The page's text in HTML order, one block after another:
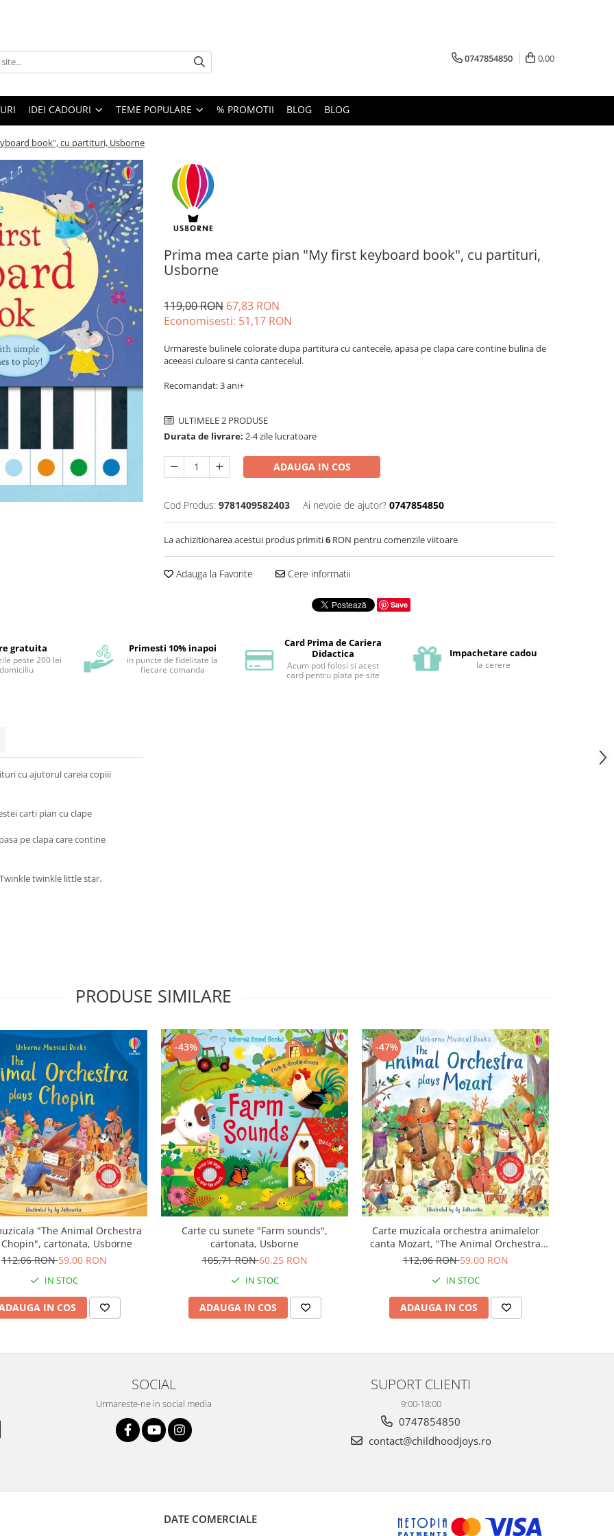
0747854850 0,00
IDEI CADOURI TEME POPULARE % PROMOTII BLOG BLOG
book", cu partituri, Usborne
Prima mea carte pian "My first keyboard book", cu partituri,
Usborne
119,00 RON 67,83 RON
Economisesti: 51,17 RON
Urmareste bulinele colorate dupa partitura cu cantecele, apasa pe clapa care contine bulina de
aceeasi culoare si canta cantecelul.
Recomandat: 3 ani+
ULTIMELE 2 PRODUSE
Durata de livrare: 2-4 zile lucratoare
ADAUGA IN COS
Cod Produs: 9781409582403 Ai nevoie de ajutor? 0747854850
La achizitionarea acestui produs primiti6 RON pentru comenzile viitoare
Adauga la Favorite Cere informatii
Save
gratuita
peste 200 lei
Primesti 10% inapoi
in puncte de fidelitate la
fiecare comanda
Card Prima de Cariera
Didactica
Acum poti folosi si acest
card pentru plata pe site
Impachetare cadou
la cerere
cu ajutorul careia copiii
carti pian cu clape
pe clapa care contine
twinkle little star.
PRODUSE SIMILARE
"The Animal Orchestra
Chopin", cartonata, Usborne
112,06 RON59,00 RON
IN STOC
IN COS
-43%
Carte cu sunete "Farm sounds",
cartonata, Usborne
105,71 RON60,25 RON
IN STOC
ADAUGA IN COS
-47%
Carte muzicala orchestra animalelor
canta Mozart, "The Animal Orchestra
Plays Mozart", cartonata, Usborne
112,06 RON59,00 RON
IN STOC
ADAUGA IN COS
SOCIAL
Urmareste-ne in social media
SUPORT CLIENTI
9:00-18:00
0747854850
contact@childhoodjoys.ro
DATE COMERCIALE